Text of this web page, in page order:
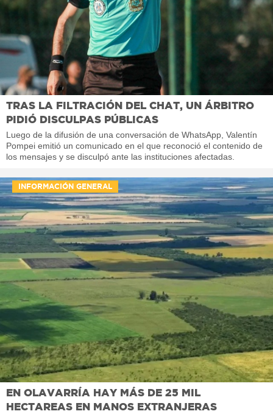
TRAS LA FILTRACIÓN DEL CHAT, UN ÁRBITRO
PIDIÓ DISCULPAS PÚBLICAS
Luego de la difusión de una conversación de WhatsApp, Valentín
Pompei emitió un comunicado en el que reconoció el contenido de
los mensajes y se disculpó ante las instituciones afectadas.
INFORMACIÓN GENERAL
EN OLAVARRÍA HAY MÁS DE 25 MIL
HECTAREAS EN MANOS EXTRANJERAS